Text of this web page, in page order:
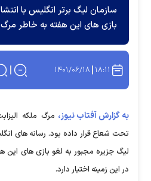
سازمان لیگ برتر انگلیس با
بازی های این هفته به خاطر
۱۸:۱۱ ۱۴۰۱/۰۶/۱۸
به گزارش آفتاب نیوز، مرگ ملکه
تحت شعاع قرار داده بود. رسانه های
لیگ جزیره مجبور به لغو بازی های این
در این زمینه اختیار دارد.